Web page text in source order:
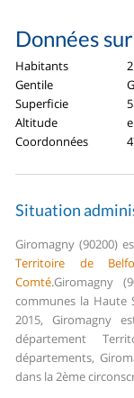
Données
Habitants
Gentile
Superficie
Altitude
Coordonnées
Situation
Giromagny (90200)
Territoire de
Comté.Giromagny
communes la Haute
2015, Giromagny
département
départements,
dans la 2ème